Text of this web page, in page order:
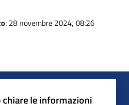
: 28 novembre 2024, 08:26
chiare le informazioni